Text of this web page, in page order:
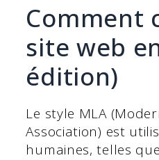
Comment
site web
édition)
Le style MLA
Association) est
humaines, telles